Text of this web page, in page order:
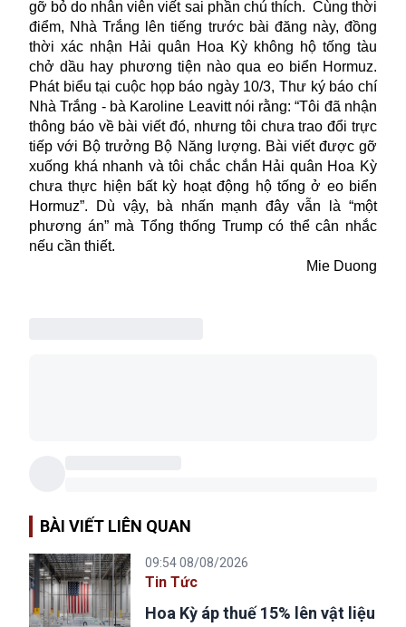
gỡ bỏ do nhân viên viết sai phần chú thích. Cùng thời
điểm, Nhà Trắng lên tiếng trước bài đăng này, đồng
thời xác nhận Hải quân Hoa Kỳ không hộ tống tàu
chở dầu hay phương tiện nào qua eo biển Hormuz.
Phát biểu tại cuộc họp báo ngày 10/3, Thư ký báo chí
Nhà Trắng - bà Karoline Leavitt nói rằng: “Tôi đã nhận
thông báo về bài viết đó, nhưng tôi chưa trao đổi trực
tiếp với Bộ trưởng Bộ Năng lượng. Bài viết được gỡ
xuống khá nhanh và tôi chắc chắn Hải quân Hoa Kỳ
chưa thực hiện bất kỳ hoạt động hộ tống ở eo biển
Hormuz”. Dù vậy, bà nhấn mạnh đây vẫn là “một
phương án” mà Tổng thống Trump có thể cân nhắc
nếu cần thiết.
Mie Duong
BÀI VIẾT LIÊN QUAN
09:54 08/08/2026
Tin Tức
Hoa Kỳ áp thuế 15% lên vật liệu